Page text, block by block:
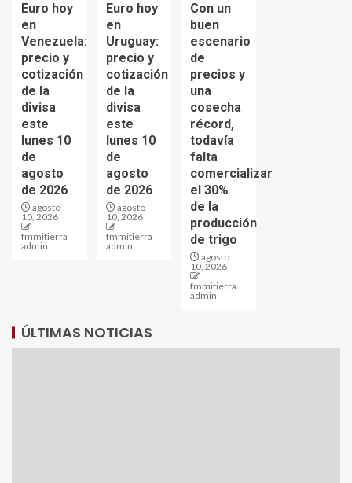
Euro hoy
en
Venezuela:
precio y
cotización
de la
divisa
este
lunes 10
de
agosto
de 2026
agosto
10, 2026
fmmitierra
admin
Euro hoy
en
Uruguay:
precio y
cotización
de la
divisa
este
lunes 10
de
agosto
de 2026
agosto
10, 2026
fmmitierra
admin
Con un
buen
escenario
de
precios y
una
cosecha
récord,
todavía
falta
comercializar
el 30%
de la
producción
de trigo
agosto
10, 2026
fmmitierra
admin
ÚLTIMAS NOTICIAS